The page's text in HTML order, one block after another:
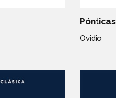
Pónticas
Ovidio